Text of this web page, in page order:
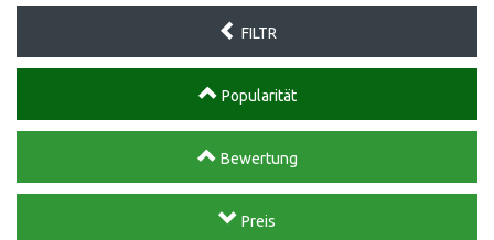
FILTR
Popularität
Bewertung
Preis